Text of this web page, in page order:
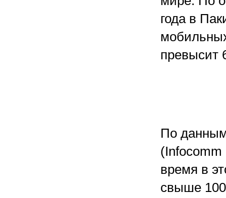
года в
превысит
По
(Infocomm
время в
свыше